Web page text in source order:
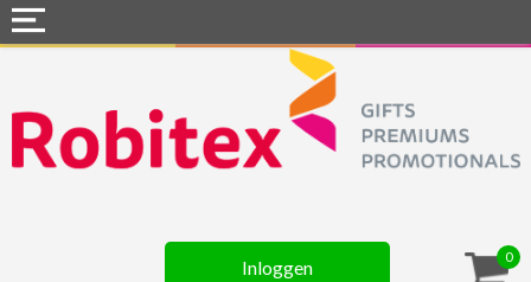
0
Inloggen
Webshops
Snel naar »